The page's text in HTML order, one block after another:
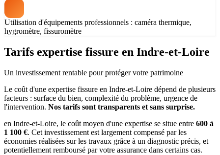
Utilisation d'équipements professionnels : caméra thermique,
hygromètre, fissuromètre
Tarifs expertise fissure en Indre-et-Loire
Un investissement rentable pour protéger votre patrimoine
Le coût d'une expertise fissure en Indre-et-Loire dépend de plusieurs
facteurs : surface du bien, complexité du problème, urgence de
l'intervention. Nos tarifs sont transparents et sans surprise.
en Indre-et-Loire, le coût moyen d'une expertise se situe entre 600 à
1 100 €. Cet investissement est largement compensé par les
économies réalisées sur les travaux grâce à un diagnostic précis, et
potentiellement remboursé par votre assurance dans certains cas.